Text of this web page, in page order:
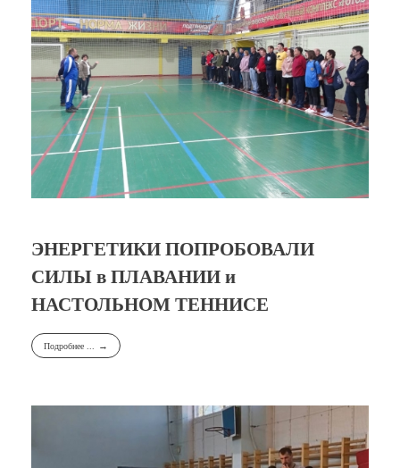
ЭНЕРГЕТИКИ ПОПРОБОВАЛИ
СИЛЫ в ПЛАВАНИИ и
НАСТОЛЬНОМ ТЕННИСЕ
Подробнее ...